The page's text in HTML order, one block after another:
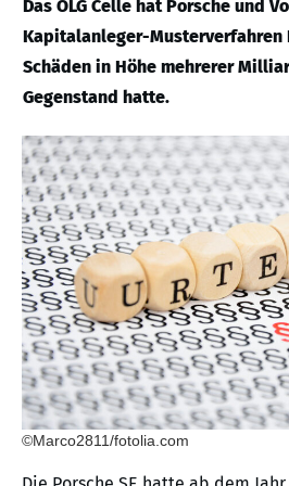
Das OLG Celle hat Porsche und
Kapitalanleger-Musterverfahren
Schäden in Höhe mehrerer
Gegenstand hatte.
©Marco2811/fotolia.com